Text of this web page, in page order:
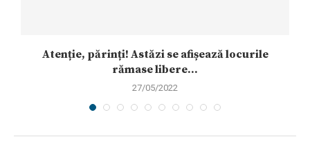
Atenție, părinți! Astăzi se afișează locurile
rămase libere...
27/05/2022